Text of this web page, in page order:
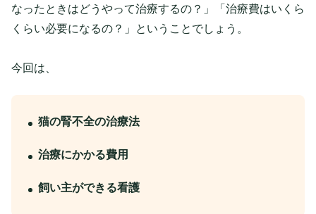
なったときはどうやって治療するの？」「治療費はいくら
くらい必要になるの？」ということ でしょう。
今回は、
猫の腎不全の治療法
治療にかかる費用
飼い主ができる看護